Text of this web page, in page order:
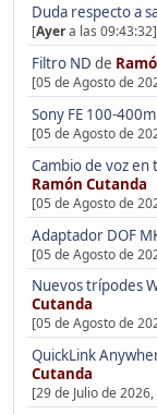
Duda respecto a
[Ayera las 09:43:32]
Filtro ND de
[05 de Agosto de
Sony FE 100-
[05 de Agosto de
Cambio de voz en
Ramón Cutanda
[05 de Agosto de
Adaptador DOF
[05 de Agosto de
Nuevos trípodes
Cutanda
[05 de Agosto de
QuickLink
Cutanda
[29 de Julio de